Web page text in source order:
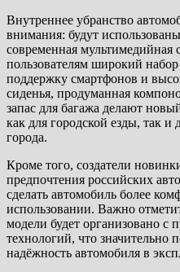
Внутреннее убранство
внимания: будут
современная мультимедийная
пользователям широкий
поддержку смартфонов и
сиденья, продуманная
запас для багажа делают
как для городской езды, так и
города.
Кроме того, создатели
предпочтения российских
сделать автомобиль более
использовании. Важно
модели будет организовано с
технологий, что значительно
надёжность автомобиля в